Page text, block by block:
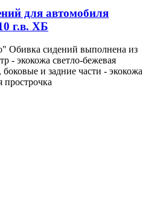
для автомобиля
г.в. ХБ
Обивка сидений выполнена из
- экокожа светло-бежевая
и задние части - экокожа
прострочка